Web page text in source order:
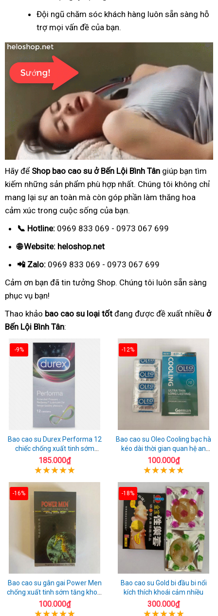
Đội ngũ chăm sóc khách hàng luôn sẵn sàng hỗ
trợ mọi vấn đề của bạn.
Hãy để Shop bao cao su ở Bến Lội Bình Tân giúp bạn tìm
kiếm những sản phẩm phù hợp nhất. Chúng tôi không chỉ
mang lại sự an toàn mà còn góp phần làm thăng hoa
cảm xúc trong cuộc sống của bạn.
📞 Hotline: 0969 833 069 - 0973 067 699
🌐 Website: heloshop.net
📲 Zalo: 0969 833 069 - 0973 067 699
Cảm ơn bạn đã tin tưởng Shop. Chúng tôi luôn sẵn sàng
phục vụ bạn!
Thao khảo bao cao su loại tốt đang được đề xuất nhiều ở
Bến Lội Bình Tân:
-9%
Bao cao su Durex Performa 12
chiếc chống xuất tinh sớm
chuẩn Thái Lan
185.000₫
-12%
Bao cao su Oleo Cooling bạc hà
kéo dài thời gian quan hệ an
toàn
100.000₫
-16%
Bao cao su gân gai Power Men
chống xuất tinh sớm tăng khoái
cảm
100.000₫
-18%
Bao cao su Gold bi đầu bi nổi
kích thích khoái cảm nhiều
300.000₫